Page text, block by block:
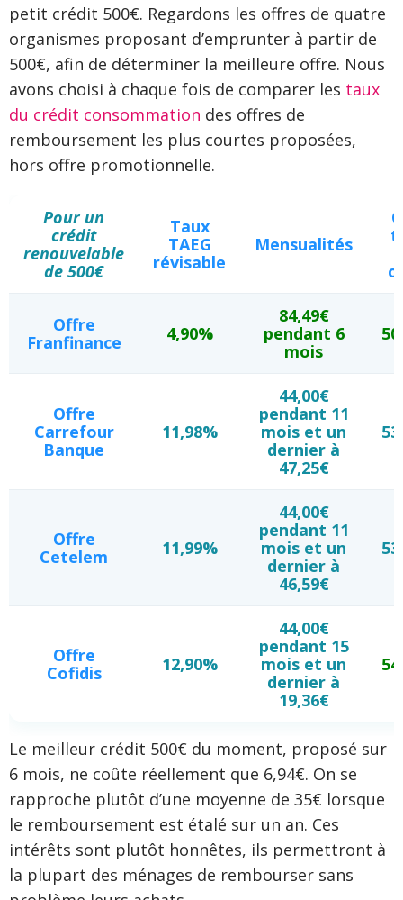
petit crédit 500€. Regardons les offres de quatre
organismes proposant d’emprunter à partir de
500€, afin de déterminer la meilleure offre. Nous
avons choisi à chaque fois de comparer les taux
du crédit consommation des offres de
remboursement les plus courtes proposées,
hors offre promotionnelle.
Pour un
crédit
renouvelable
de 500€
Taux
TAEG
révisable
Mensualités
Offre
Franfinance
4,90%
84,49€
pendant 6
mois
Offre
Carrefour
Banque
11,98%
44,00€
pendant 11
mois et un
dernier à
47,25€
Offre
Cetelem
11,99%
44,00€
pendant 11
mois et un
dernier à
46,59€
Offre
Cofidis
12,90%
44,00€
pendant 15
mois et un
dernier à
19,36€
Le meilleur crédit 500€ du moment, proposé sur
6 mois, ne coûte réellement que 6,94€. On se
rapproche plutôt d’une moyenne de 35€ lorsque
le remboursement est étalé sur un an. Ces
intérêts sont plutôt honnêtes, ils permettront à
la plupart des ménages de rembourser sans